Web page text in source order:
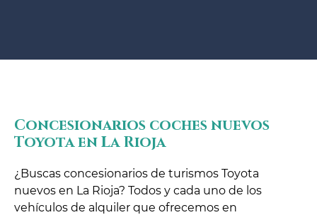
Concesionarios coches nuevos
Toyota en La Rioja
¿Buscas concesionarios de turismos Toyota
nuevos en La Rioja? Todos y cada uno de los
vehículos de alquiler que ofrecemos en